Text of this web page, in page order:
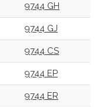
9744 GH
9744 GJ
9744 CS
9744 EP
9744 ER